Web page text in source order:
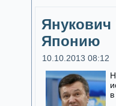
Японию
10.10.2013 08:12